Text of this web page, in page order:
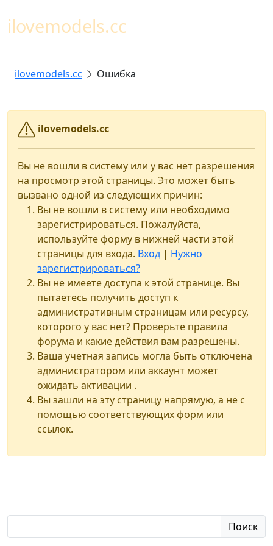
ilovemodels.cc
ilovemodels.cc Ошибка
ilovemodels.cc
Вы не вошли в систему или у вас нет разрешения
на просмотр этой страницы. Это может быть
вызвано одной из следующих причин:
Вы не вошли в систему или необходимо
зарегистрироваться. Пожалуйста,
используйте форму в нижней части этой
страницы для входа. Вход | Нужно
зарегистрироваться?
Вы не имеете доступа к этой странице. Вы
пытаетесь получить доступ к
административным страницам или ресурсу,
которого у вас нет? Проверьте правила
форума и какие действия вам разрешены.
Ваша учетная запись могла быть отключена
администратором или аккаунт может
ожидать активации .
Вы зашли на эту страницу напрямую, а не с
помощью соответствующих форм или
ссылок.
Поиск